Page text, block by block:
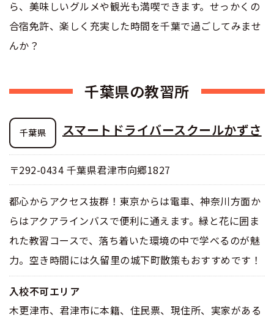
まるわかり！合宿免許Q＆A
ら、美味しいグルメや観光も満喫できます。せっかくの
合宿免許、楽しく充実した時間を千葉で過ごしてみませ
んか？
千葉県の教習所
千葉県 スマートドライバースクールかずさ
〒292-0434 千葉県君津市向郷1827
都心からアクセス抜群！東京からは電車、神奈川方面か
らはアクアラインバスで便利に通えます。緑と花に囲ま
れた教習コースで、落ち着いた環境の中で学べるのが魅
力。空き時間には久留里の城下町散策もおすすめです！
入校不可エリア
木更津市、君津市に本籍、住民票、現住所、実家がある